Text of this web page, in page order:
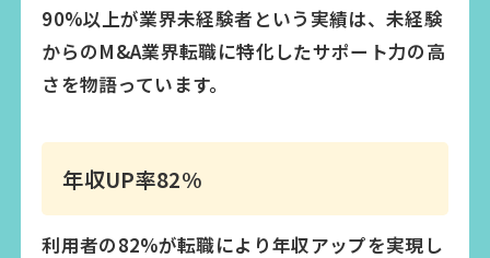
90%以上が業界未経験者という実績は、未経験
からのM&A業界転職に特化したサポート力の高
さを物語っています。
年収UP率82%
利用者の82%が転職により年収アップを実現し